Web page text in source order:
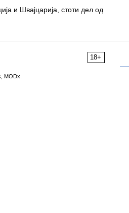
и Швајцарија стоти дел од
18+
MODx.